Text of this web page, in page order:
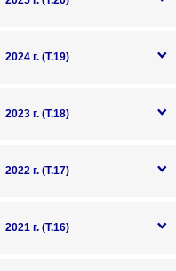
2024 г. (Т.19)
2023 г. (Т.18)
2022 г. (Т.17)
2021 г. (Т.16)